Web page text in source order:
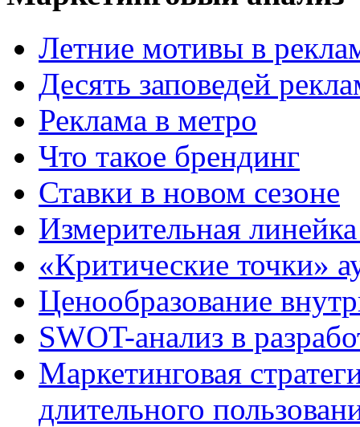
Летние мотивы в
Десять заповедей
Реклама в метро
Что такое брендинг
Ставки в новом сезоне
Измерительная
«Критические точки»
Ценообразование
SWOT-анализ в
Маркетинговая
длительного